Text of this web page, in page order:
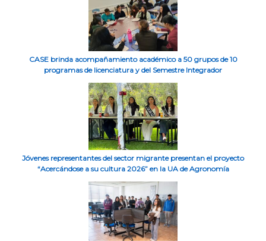
CASE brinda acompañamiento académico a 50 grupos de 10
programas de licenciatura y del Semestre Integrador
Jóvenes representantes del sector migrante presentan el proyecto
“Acercándose a su cultura 2026” en la UA de Agronomía